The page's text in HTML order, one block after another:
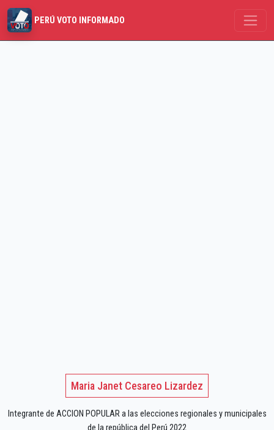
PERÚ VOTO INFORMADO
Maria Janet Cesareo Lizardez
Integrante de ACCION POPULAR a las elecciones regionales y municipales